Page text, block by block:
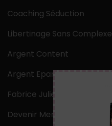
Coaching Séduction
Libertinage Sans Complexe
Argent Content
Argent Epargne
Fabrice Julien
Devenir Mentaliste